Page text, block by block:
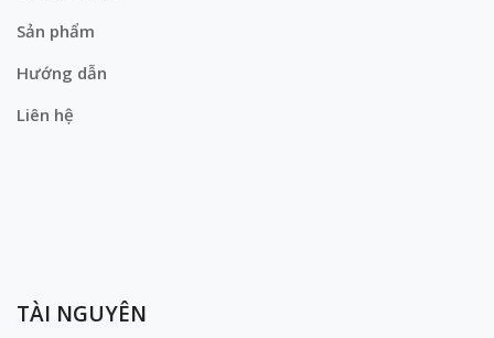
Sản phẩm
Hướng dẫn
Liên hệ
TÀI NGUYÊN